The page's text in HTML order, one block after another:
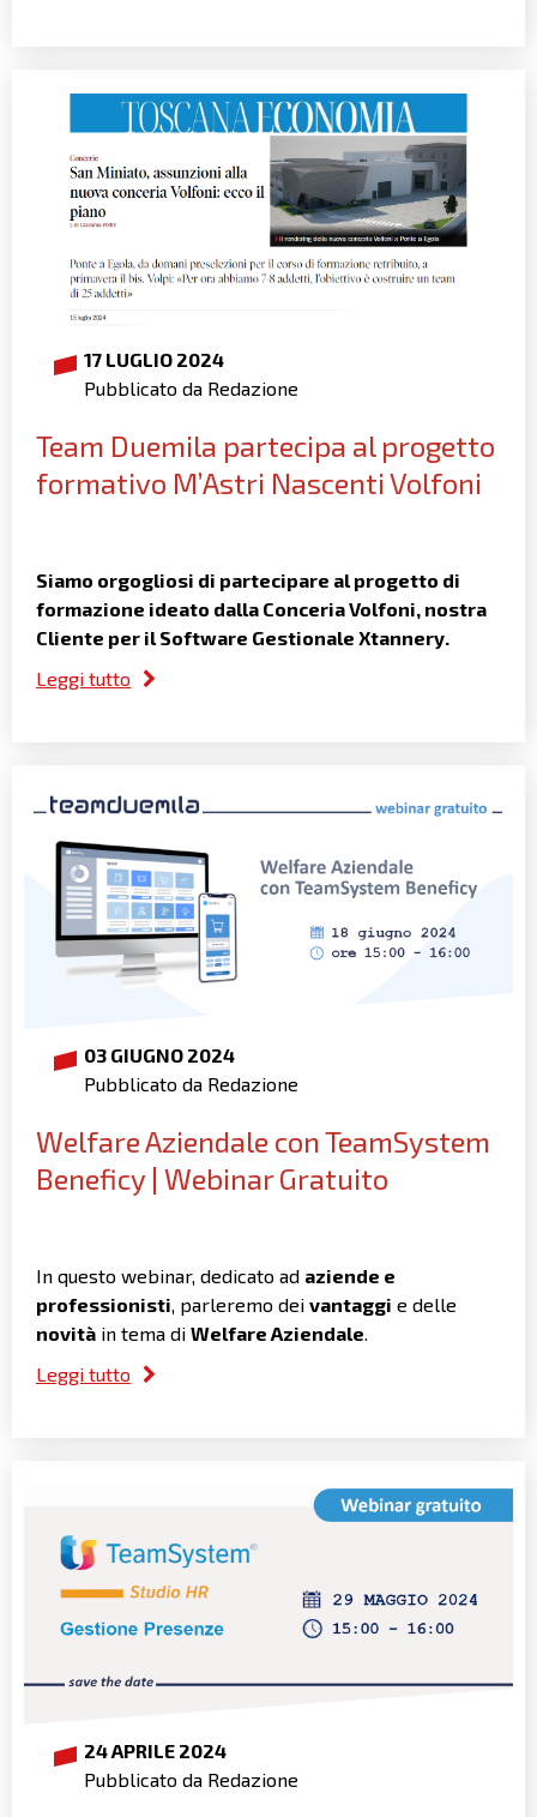
17 LUGLIO 2024
Pubblicato da Redazione
Team Duemila partecipa al progetto
formativo M’Astri Nascenti Volfoni
Siamo orgogliosi di partecipare al progetto di
formazione ideato dalla Conceria Volfoni, nostra
Cliente per il Software Gestionale Xtannery.
Leggi tutto
03 GIUGNO 2024
Pubblicato da Redazione
Welfare Aziendale con TeamSystem
Beneficy | Webinar Gratuito
In questo webinar, dedicato ad aziende e
professionisti, parleremo dei vantaggi e delle
novità in tema di Welfare Aziendale.
Leggi tutto
24 APRILE 2024
Pubblicato da Redazione